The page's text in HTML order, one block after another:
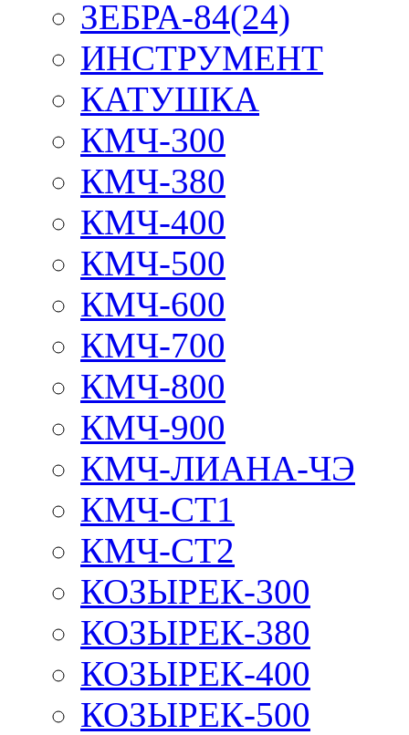
ЗЕБРА-84(24)
ИНСТРУМЕНТ
КАТУШКА
КМЧ-300
КМЧ-380
КМЧ-400
КМЧ-500
КМЧ-600
КМЧ-700
КМЧ-800
КМЧ-900
КМЧ-ЛИАНА-ЧЭ
КМЧ-СТ1
КМЧ-СТ2
КОЗЫРЕК-300
КОЗЫРЕК-380
КОЗЫРЕК-400
КОЗЫРЕК-500